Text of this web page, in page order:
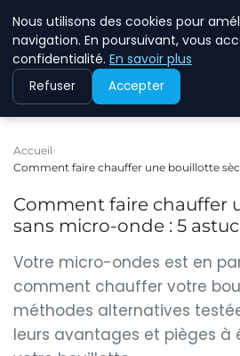
Accueil
Comment faire chauffer une bouillotte
Comment faire chauffer
sans micro-onde : 5
Votre micro-ondes est en
comment chauffer votre
méthodes alternatives
leurs avantages et pièges à
Nous utilisons des cookies pour
navigation. En poursuivant, vous
confidentialité. En savoir plus
Refuser Accepter